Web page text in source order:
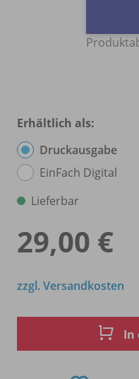
Erhältlich als:
Druckausgabe
EinFach Digital
Lieferbar
29,00 €
zzgl. Versandkosten
In